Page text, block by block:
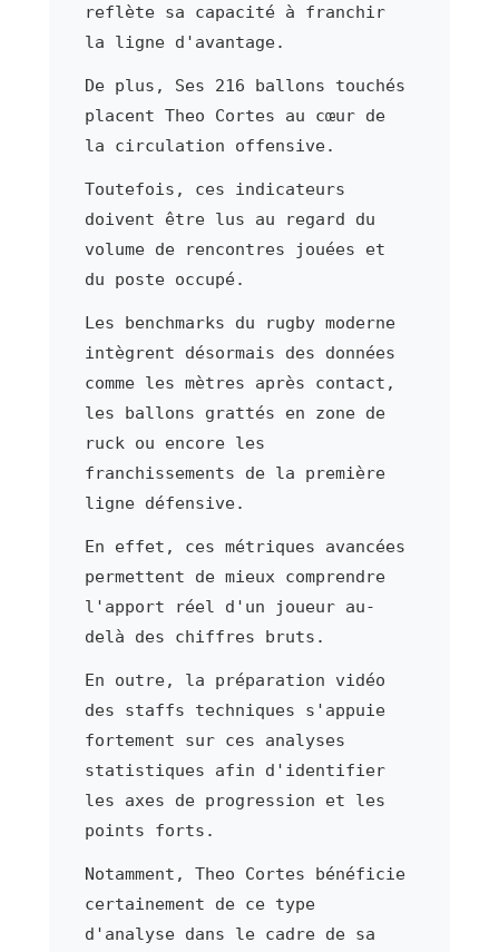
reflète sa capacité à franchir
la ligne d'avantage.
De plus, Ses 216 ballons touchés
placent Theo Cortes au cœur de
la circulation offensive.
Toutefois, ces indicateurs
doivent être lus au regard du
volume de rencontres jouées et
du poste occupé.
Les benchmarks du rugby moderne
intègrent désormais des données
comme les mètres après contact,
les ballons grattés en zone de
ruck ou encore les
franchissements de la première
ligne défensive.
En effet, ces métriques avancées
permettent de mieux comprendre
l'apport réel d'un joueur au-
delà des chiffres bruts.
En outre, la préparation vidéo
des staffs techniques s'appuie
fortement sur ces analyses
statistiques afin d'identifier
les axes de progression et les
points forts.
Notamment, Theo Cortes bénéficie
certainement de ce type
d'analyse dans le cadre de sa